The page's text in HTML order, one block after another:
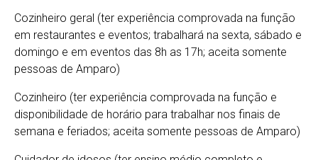
Cozinheiro geral (ter experiência comprovada na função
em restaurantes e eventos; trabalhará na sexta, sábado e
domingo e em eventos das 8h as 17h; aceita somente
pessoas de Amparo)
Cozinheiro (ter experiência comprovada na função e
disponibilidade de horário para trabalhar nos finais de
semana e feriados; aceita somente pessoas de Amparo)